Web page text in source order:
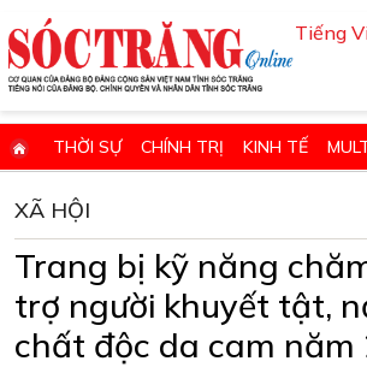
Tiếng
THỜI SỰ CHÍNH TRỊ KINH TẾ
GIÁO DỤC - KHOA HỌC &
QUỐC PHÒNG - AN NINH QUỐC TẾ SỨC
VĂN HÓA - THỂ THAO - DU LỊCH
ĐIỂM BÁO - TIN VẮN ĐỊA PHƯƠNG
XÃ HỘI
Trang bị kỹ năng
trợ người khuyết tật,
chất độc da cam năm